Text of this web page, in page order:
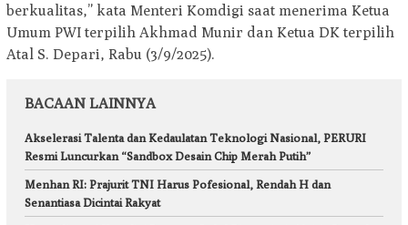
berkualitas,” kata Menteri Komdigi saat menerima Ketua
Umum PWI terpilih Akhmad Munir dan Ketua DK terpilih
Atal S. Depari, Rabu (3/9/2025).
BACAAN LAINNYA
Akselerasi Talenta dan Kedaulatan Teknologi Nasional, PERURI
Resmi Luncurkan “Sandbox Desain Chip Merah Putih”
Menhan RI: Prajurit TNI Harus Pofesional, Rendah H dan
Senantiasa Dicintai Rakyat